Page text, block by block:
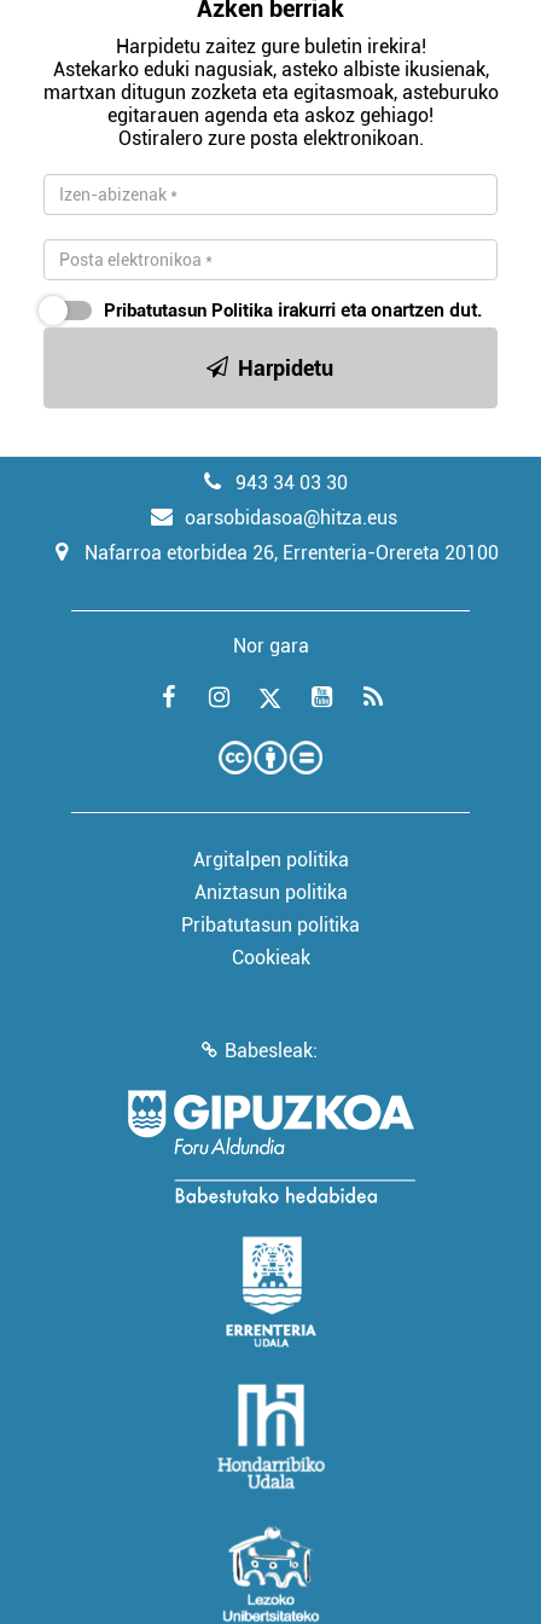
Azken berriak
Harpidetu zaitez gure buletin irekira!
Astekarko eduki nagusiak, asteko albiste ikusienak,
martxan ditugun zozketa eta egitasmoak, asteburuko
egitarauen agenda eta askoz gehiago!
Ostiralero zure posta elektronikoan.
Pribatutasun Politika irakurri eta onartzen dut.
Harpidetu
943 34 03 30
oarsobidasoa@hitza.eus
Nafarroa etorbidea 26, Errenteria-Orereta 20100
Nor gara
Argitalpen politika
Aniztasun politika
Pribatutasun politika
Cookieak
Babesleak: